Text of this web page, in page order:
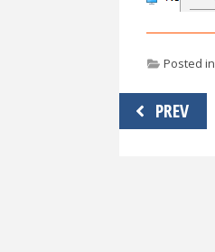
Posted in
Навигация
по
PREV